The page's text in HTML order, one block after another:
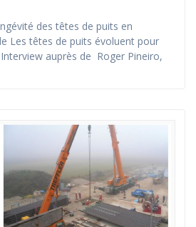
des têtes de puits en
Les têtes de puits évoluent pour
auprès de Roger Pineiro,